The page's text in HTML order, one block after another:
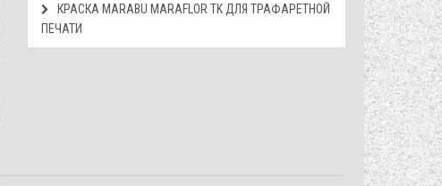
КРАСКА МАRABU MARAFLOR TK ДЛЯ ТРАФАРЕТНОЙ
ПЕЧАТИ